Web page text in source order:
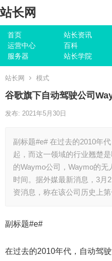
站长网
首页 站长资讯
运营中心
百科
服务器
站长学院
站长网 模式
谷歌旗下自动驾驶公司
发布: 2021年5月30日
副标题#e# 在过去的2010年
起，而这一领域的行业翘楚
的Waymo公司，Waymo的
时间。据外媒最新消息，3月
资消息，称在该公司历史上
副标题#e#
在过去的2010年代，自动驾